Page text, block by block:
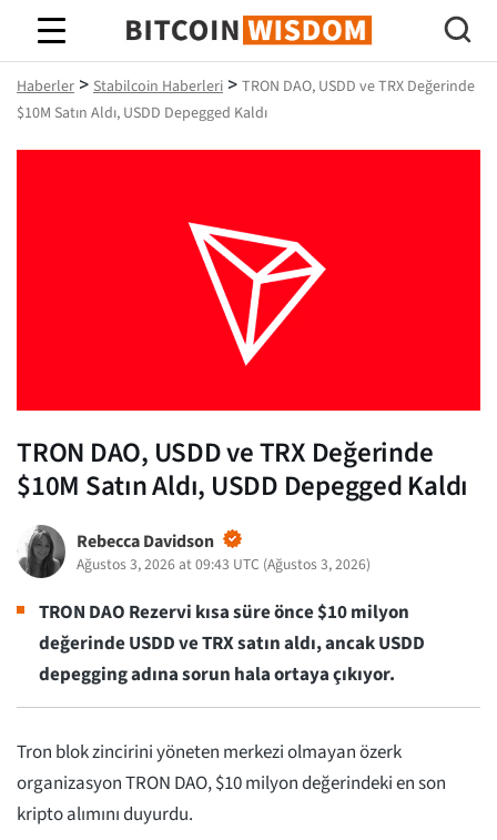
Bitcoin Bilgeliği
Haberler > Stabilcoin Haberleri > TRON DAO, USDD ve TRX Değerinde
$10M Satın Aldı, USDD Depegged Kaldı
TRON DAO, USDD ve TRX Değerinde
$10M Satın Aldı, USDD Depegged Kaldı
Rebecca Davidson
Ağustos 3, 2026 at 09:43 UTC (Ağustos 3, 2026)
TRON DAO Rezervi kısa süre önce $10 milyon
değerinde USDD ve TRX satın aldı, ancak USDD
depegging adına sorun hala ortaya çıkıyor.
Tron blok zincirini yöneten merkezi olmayan özerk
organizasyon TRON DAO, $10 milyon değerindeki en son
kripto alımını duyurdu.